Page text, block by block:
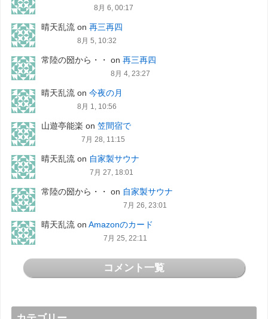
8月 6, 00:17
晴天乱流on 再三再四
8月 5, 10:32
常陸の圀から・・ on 再三再四
8月 4, 23:27
晴天乱流on 今夜の月
8月 1, 10:56
山遊亭能楽 on 笠間宿で
7月 28, 11:15
晴天乱流on 自家製サウナ
7月 27, 18:01
常陸の圀から・・ on 自家製サウナ
7月 26, 23:01
晴天乱流on Amazonのカード
7月 25, 22:11
コメント一覧